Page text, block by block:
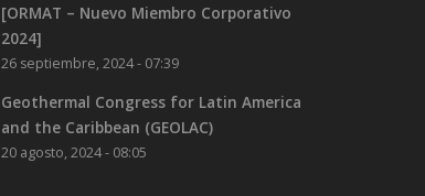
[ORMAT – Nuevo Miembro Corporativo
2024]
26 septiembre, 2024 - 07:39
Geothermal Congress for Latin America
and the Caribbean (GEOLAC)
20 agosto, 2024 - 08:05